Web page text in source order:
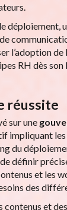
déploiement,
l’adoption
RH dès son
réussite
sur une
impliquant
du
définir
et les
des
contenus et